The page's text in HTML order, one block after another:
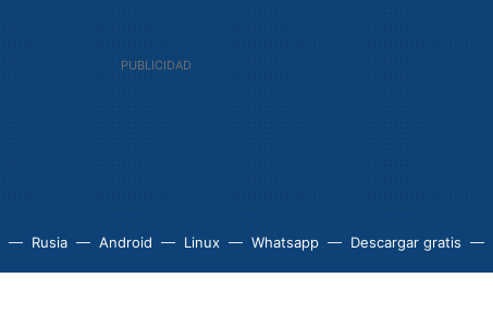
Rusia Android Linux Whatsapp Descargar gratis